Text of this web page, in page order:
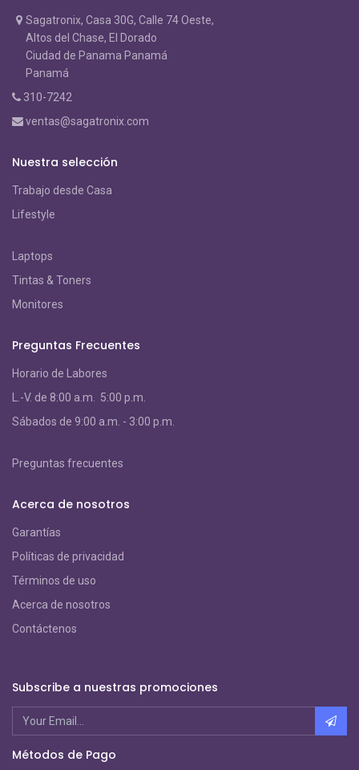
Sagatronix, Casa 30G, Calle 74 Oeste,
Altos del Chase, El Dorado
Ciudad de Panama Panamá
Panamá
310-7242
ventas@sagatronix.com
Nuestra selección
Trabajo desde Casa
Lifestyle
Laptops
Tintas & Toners
Monitores
Preguntas Frecuentes
Horario de Labores
L.-V. de 8:00 a.m. 5:00 p.m.
Sábados de 9:00 a.m. - 3:00 p.m.
Preguntas frecuentes
Acerca de nosotros
Garantías
Políticas de privacidad
Términos de uso
Acerca de nosotros
Contáctenos
Subscribe a nuestras promociones
Métodos de Pago